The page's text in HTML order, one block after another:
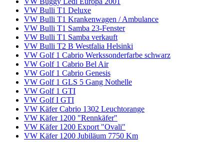
VW Bulli T1 Deluxe
VW Bulli T1 Krankenwagen / Ambulance
VW Bulli T1 Samba 23-Fenster
VW Bulli T1 Samba verkauft
VW Bulli T2 B Westfalia Helsinki
VW Golf 1 Cabrio Werkssonderfarbe schwarz
VW Golf 1 Cabrio Bel Air
VW Golf 1 Cabrio Genesis
VW Golf 1 GLS 5 Gang Nothelle
VW Golf 1 GTI
VW Golf I GTI
VW Käfer Cabrio 1302 Leuchtorange
VW Käfer 1200 "Rennkäfer"
VW Käfer 1200 Export "Ovali"
VW Käfer 1200 Jubiläum 7750 Km